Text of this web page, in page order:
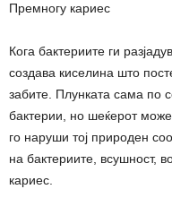
Премногу кариес
Кога бактериите ги
создава киселина што
забите. Плунката сама по
бактерии, но шеќерот
го наруши тој природен
на бактериите, всушност,
кариес.